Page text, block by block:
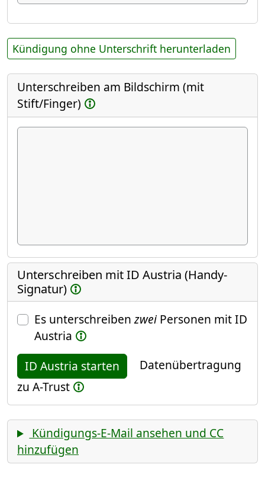
Kündigung ohne Unterschrift herunterladen
Unterschreiben am Bildschirm (mit
Stift/Finger)
Unterschreiben mit ID Austria (Handy-
Signatur)
Es unterschreibenzweiPersonen mit ID
Austria
ID Austria starten
Datenübertragung
zu A-Trust
Kündigungs-E-Mail ansehen und CC
hinzufügen